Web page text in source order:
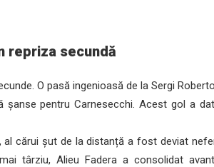
repriza secundă
O pasă ingenioasă de la Sergi
pentru Carnesecchi. Acest gol a
al cărui șut de la distanță a fost deviat
târziu, Alieu Fadera a consolidat